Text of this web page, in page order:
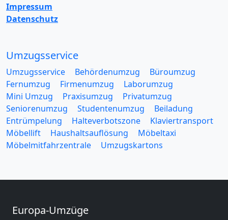
Impressum
Datenschutz
Umzugsservice
Umzugsservice Behördenumzug
Büroumzug
Fernumzug
Firmenumzug
Laborumzug
Mini Umzug
Praxisumzug
Privatumzug
Seniorenumzug
Studentenumzug
Beiladung
Entrümpelung
Halteverbotszone
Klaviertransport
Möbellift
Haushaltsauflösung
Möbeltaxi
Möbelmitfahrzentrale
Umzugskartons
Europa-Umzüge